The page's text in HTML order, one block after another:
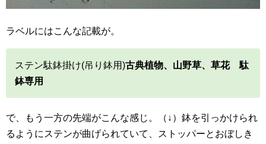
ラベルにはこんな記載が。
ステン駄鉢掛け(吊り鉢用)古典植物、山野草、草花 駄
鉢専用
で、もう一方の先端がこんな感じ。（↓）鉢を引っかけられ
るようにステンが曲げられていて、ストッパーとおぼしき